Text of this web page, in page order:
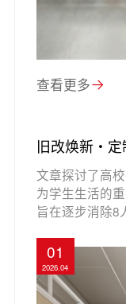
查看更多
旧改焕新・
高校宿舍品质
文章探讨了高
为学生生活的
旨在逐步消除8
足高校在宿舍
质。文章介绍
时尚的设计、
01
2026.04